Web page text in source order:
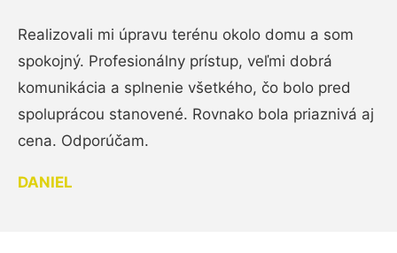
Realizovali mi úpravu terénu okolo domu a som
spokojný. Profesionálny prístup, veľmi dobrá
komunikácia a splnenie všetkého, čo bolo pred
spoluprácou stanovené. Rovnako bola priaznivá aj
cena. Odporúčam.
DANIEL